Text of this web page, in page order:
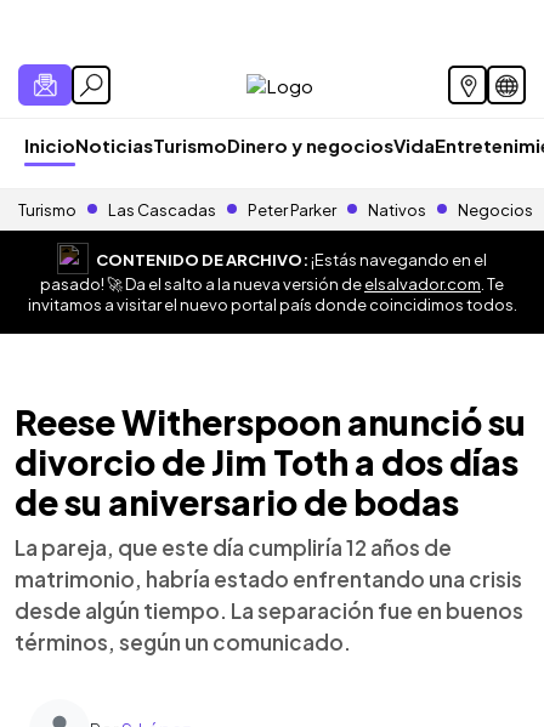
InicioNoticiasTurismoDinero y negociosVida
Turismo Las Cascadas Peter Parker Nativos Negocios
CONTENIDO DE ARCHIVO:¡Estás navegando en el
pasado! 🚀 Da el salto a la nueva versión deelsalvador.com . Te
invitamos a visitar el nuevo portal país donde coincidimos todos.
Reese Witherspoon anunció su
divorcio de Jim Toth a dos días
de su aniversario de bodas
La pareja, que este día cumpliría 12 años de
matrimonio, habría estado enfrentando una crisis
desde algún tiempo. La separación fue en buenos
términos, según un comunicado.